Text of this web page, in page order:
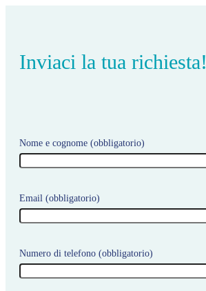
Inviaci la tua richiesta!
Nome e cognome (obbligatorio)
Email (obbligatorio)
Numero di telefono (obbligatorio)